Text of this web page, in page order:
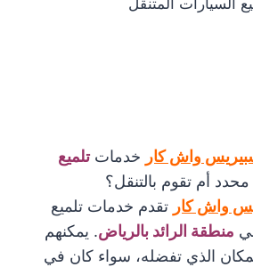
السيارات المتنقل
واش كار خدماتتلميع
أم تقوم بالتنقل؟
واش كار تقدم خدمات تلميع
منطقة الرائد بالرياض. يمكنهم
الذي تفضله، سواء كان في